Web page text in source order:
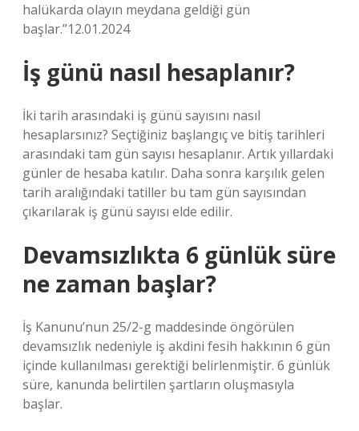
halükarda olayın meydana geldiği gün
başlar.”12.01.2024
İş günü nasıl hesaplanır?
İki tarih arasındaki iş günü sayısını nasıl
hesaplarsınız? Seçtiğiniz başlangıç ​​ve bitiş tarihleri ​​
arasındaki tam gün sayısı hesaplanır. Artık yıllardaki
günler de hesaba katılır. Daha sonra karşılık gelen
tarih aralığındaki tatiller bu tam gün sayısından
çıkarılarak iş günü sayısı elde edilir.
Devamsızlıkta 6 günlük süre
ne zaman başlar?
İş Kanunu’nun 25/2-g maddesinde öngörülen
devamsızlık nedeniyle iş akdini fesih hakkının 6 gün
içinde kullanılması gerektiği belirlenmiştir. 6 günlük
süre, kanunda belirtilen şartların oluşmasıyla
başlar.